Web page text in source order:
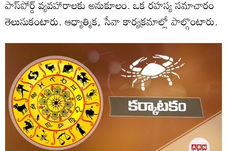
పాస్‌పోర్డ్‌ వ్యవహారాలకు అనుకూలం. ఒక రహస్య సమాచారం
తెలుసుకంటారు. ఆధ్యాత్మిక, సేవా కార్యక్రమాల్లో పాల్గొంటారు.